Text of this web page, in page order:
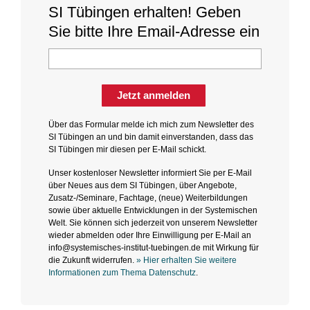
SI Tübingen erhalten! Geben
Sie bitte Ihre Email-Adresse ein
Jetzt anmelden
Über das Formular melde ich mich zum Newsletter des
SI Tübingen an und bin damit einverstanden, dass das
SI Tübingen mir diesen per E-Mail schickt.
Unser kostenloser Newsletter informiert Sie per E-Mail
über Neues aus dem SI Tübingen, über Angebote,
Zusatz-/Seminare, Fachtage, (neue) Weiterbildungen
sowie über aktuelle Entwicklungen in der Systemischen
Welt. Sie können sich jederzeit von unserem Newsletter
wieder abmelden oder Ihre Einwilligung per E-Mail an
info@systemisches-institut-tuebingen.de mit Wirkung für
die Zukunft widerrufen. » Hier erhalten Sie weitere
Informationen zum Thema Datenschutz